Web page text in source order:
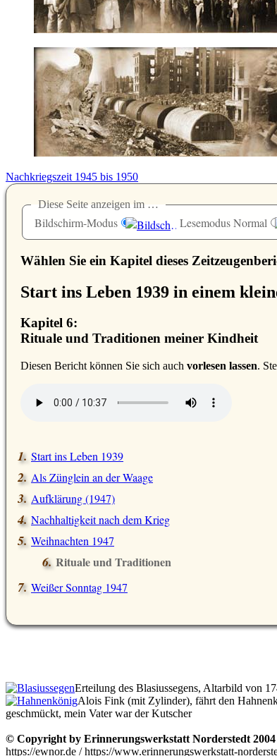
Nachkriegszeit 1945 bis 1950
Diese Seite anzeigen im …
Bildschirm-Modus Lesemodus Normal
Wählen Sie ein Kapitel dieses
Start ins Leben 1939 in einem
Kapitel 6:
Rituale und Traditionen meiner Kindheit
Diesen Bericht können Sie sich auch vorlesen lassen.
Start ins Leben 1939
Als Zünglein an der Waage
Aufklärung (1947)
Nachhaltigkeit nach dem Krieg
Weihnachten 1947
Rituale und Traditionen
Weißer Sonntag 1947
Erteilung des Blasiussegens, Altarbild von
Alois Fink (mit Zylinder), fährt den
geschmückt, mein Vater war der Kutscher
© Copyright by Erinnerungswerkstatt Norderstedt 2004
https://ewnor.de / https://www.erinnerungswerkstatt-